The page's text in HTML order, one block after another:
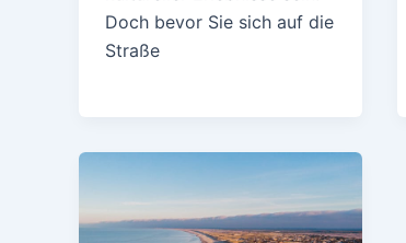
Doch bevor Sie sich auf die
Straße